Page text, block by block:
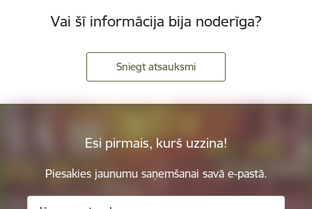
Vai šī informācija bija noderīga?
Sniegt atsauksmi
Esi pirmais, kurš uzzina!
Piesakies jaunumu saņemšanai savā e-pastā.